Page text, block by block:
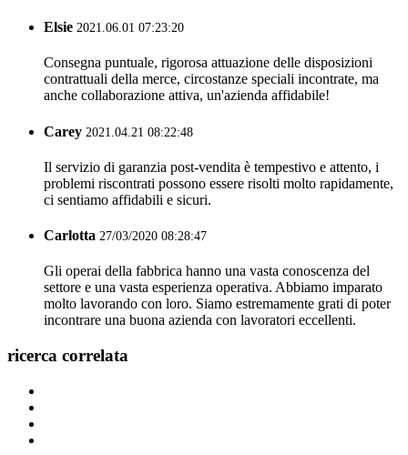
Elsie 2021.06.01 07:23:20
Consegna puntuale, rigorosa attuazione delle disposizioni
contrattuali della merce, circostanze speciali incontrate, ma
anche collaborazione attiva, un'azienda affidabile!
Carey 2021.04.21 08:22:48
Il servizio di garanzia post-vendita è tempestivo e attento, i
problemi riscontrati possono essere risolti molto rapidamente,
ci sentiamo affidabili e sicuri.
Carlotta 27/03/2020 08:28:47
Gli operai della fabbrica hanno una vasta conoscenza del
settore e una vasta esperienza operativa. Abbiamo imparato
molto lavorando con loro. Siamo estremamente grati di poter
incontrare una buona azienda con lavoratori eccellenti.
ricerca correlata